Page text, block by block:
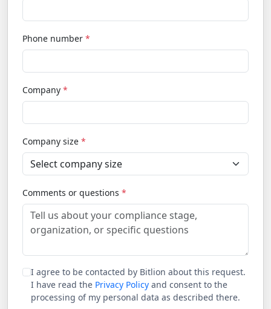
Phone number *
Company *
Company size *
Comments or questions *
I agree to be contacted by Bitlion about this request.
I have read the Privacy Policy and consent to the
processing of my personal data as described there.